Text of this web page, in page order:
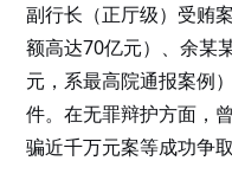
副行长（正厅级）受贿
额高达70亿元）、余某
元，系最高院通报案例
件。在无罪辩护方面，
骗近千万元案等成功争取